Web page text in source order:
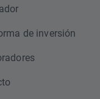
de inversión